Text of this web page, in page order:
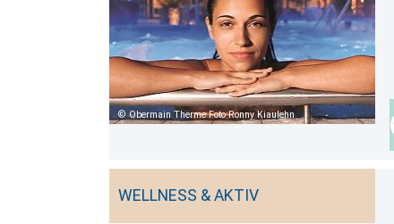
Obermain Therme Foto Ronny Kiaulehn
WELLNESS & AKTIV